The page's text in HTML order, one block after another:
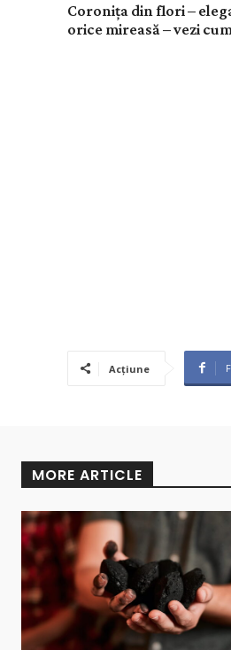
Coronița din flori –
orice mireasă – vezi
Acțiune
MORE ARTICLE